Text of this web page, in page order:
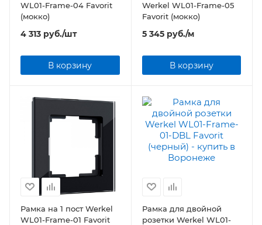
WL01-Frame-04 Favorit
(мокко)
4 313 руб./шт
В корзину
Werkel WL01-Frame-05
Favorit (мокко)
5 345руб./м
В корзину
Рамка на 1 пост Werkel
WL01-Frame-01 Favorit
Рамка для двойной
розетки Werkel WL01-